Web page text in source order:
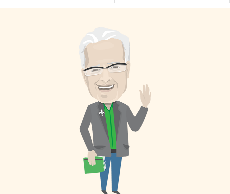
public gratuit juste à l’est de 130
Old Kingston Road (l’une des
entrées de l’Université de
Toronto à Scarborough et
historique Miller Lash House).
Vous vous trouverez ainsi plus
près des sentiers. Old Kingston
Road est un bout de […]
plusieurs mecs. Il arrive que
l’attirance et l’envie de baiser
deviennent violemment
réciproques. On voit comment,
parfois, «rien n’est plus
important que le moment
présent et les envies
immédiates». Juan Joseph Ollu
a raison de se poser la question
suivante: «À […]